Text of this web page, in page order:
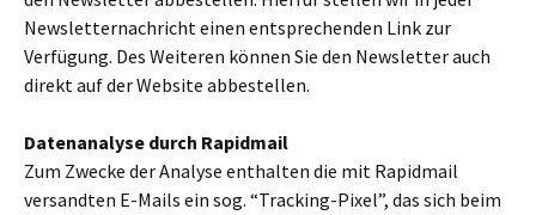
Newsletternachricht einen entsprechenden Link zur
Verfügung. Des Weiteren können Sie den Newsletter auch
direkt auf der Website abbestellen.
Datenanalyse durch Rapidmail
Zum Zwecke der Analyse enthalten die mit Rapidmail
versandten E-Mails ein sog. “Tracking-Pixel”, das sich beim